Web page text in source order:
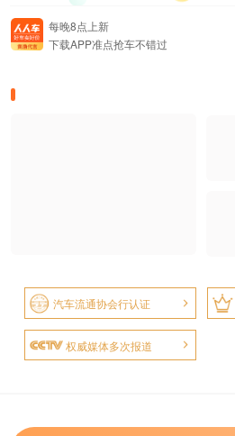
每晚8点上新
下载APP准点抢车不错过
汽车流通协会行认证
权威媒体多次报道